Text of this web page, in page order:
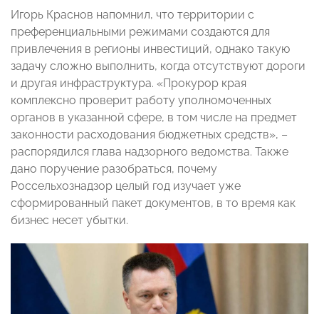
Игорь Краснов напомнил, что территории с
преференциальными режимами создаются для
привлечения в регионы инвестиций, однако такую
задачу сложно выполнить, когда отсутствуют дороги
и другая инфраструктура. «Прокурор края
комплексно проверит работу уполномоченных
органов в указанной сфере, в том числе на предмет
законности расходования бюджетных средств», –
распорядился глава надзорного ведомства. Также
дано поручение разобраться, почему
Россельхознадзор целый год изучает уже
сформированный пакет документов, в то время как
бизнес несет убытки.